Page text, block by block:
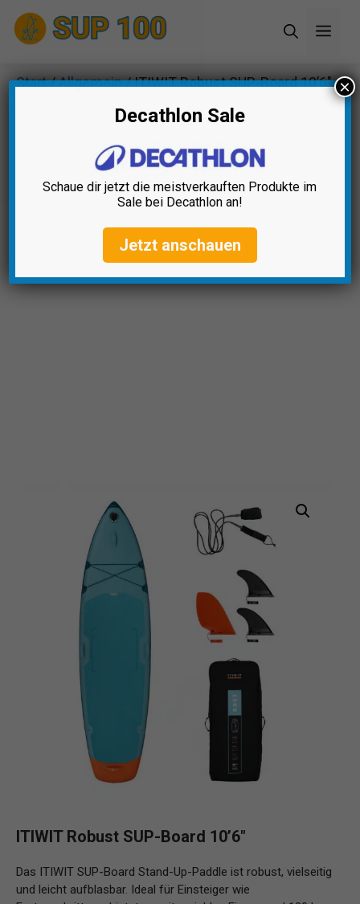
Zum
Inhalt
Start/Allgemein/ ITIWIT Robust SUP-Board 10’6″
ITIWIT Robust SUP-Board 10’6″
Das ITIWIT SUP-Board Stand-Up-Paddle ist robust, vielseitig
und leicht aufblasbar. Ideal für Einsteiger wie
Decathlon Sale
Schaue dir jetzt die meistverkauften Produkte im
Sale bei Decathlon an!
Jetzt anschauen
×